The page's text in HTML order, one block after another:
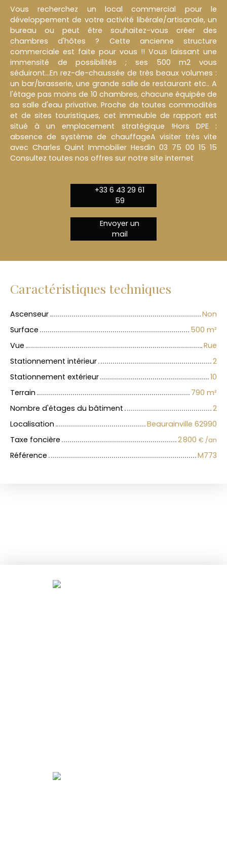
Vous recherchez un local commercial pour le
développement de votre activité libérale/artisanale, un
bureau ou peut être souhaitez-vous créer des
chambres d'hôtes ? Cette ancienne structure
commerciale est faite pour vous !! Vous laissant une
immensité de possibilités ; ses 500 m2 vous
séduiront...En rez-de-chaussée de très beaux volumes :
un bar/brasserie, une grande salle de restaurant etc.. A
l'étage pas moins de 10 chambres, chacune équipée de
sa salle d'eau privative. Proche de toutes commodités
et de sites touristiques, cet immeuble de rapport est
situé à un emplacement stratégique !Hors DPE :
absence de système de chauffageA visiter très vite
avec Charles Quint Immobilier Hesdin 03 75 00 15 15
Consultez toutes nos offres sur notre site internet
+33 6 43 29 61
59
Envoyer un
mail
Caractéristiques techniques
Ascenseur
Non
Surface
500 m²
Vue
Rue
Stationnement intérieur
2
Stationnement extérieur
10
Terrain
790 m²
Nombre d'étages du bâtiment
2
Localisation
Beaurainville 62990
Taxe foncière
2 800 € /an
Référence M773